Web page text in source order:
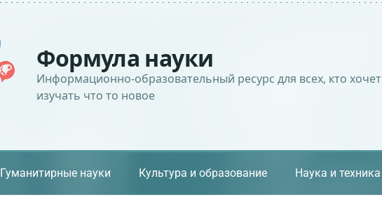
Формула науки
Информационно-образовательный ресурс для всех, кто хочет
изучать что то новое
Гуманитирные науки Культура и образование Наука и техника